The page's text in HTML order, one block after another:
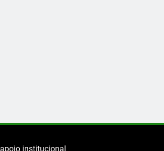
apoio institucional